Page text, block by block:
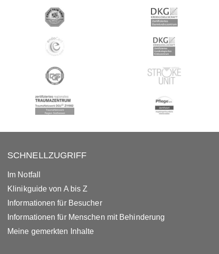
SCHNELLZUGRIFF
Im Notfall
Klinikguide von A bis Z
Informationen für Besucher
Informationen für Menschen mit Behinderung
Meine gemerkten Inhalte